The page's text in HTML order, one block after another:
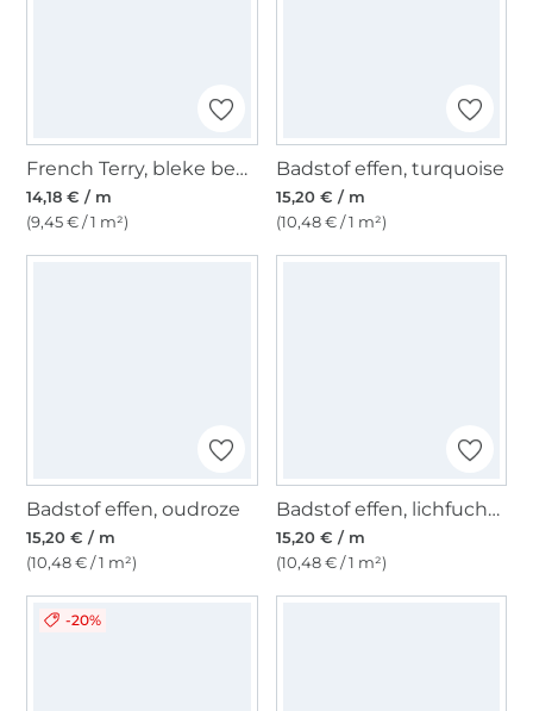
French Terry, bleke benzine
14,18 € / m
(9,45 € / 1 m²)
Badstof effen, turquoise
15,20 € / m
(10,48 € / 1 m²)
Badstof effen, oudroze
15,20 € / m
(10,48 € / 1 m²)
Badstof effen, lichfuchsia
15,20 € / m
(10,48 € / 1 m²)
-20%